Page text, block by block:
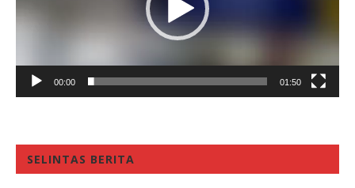
00:00 01:50
SELINTAS BERITA